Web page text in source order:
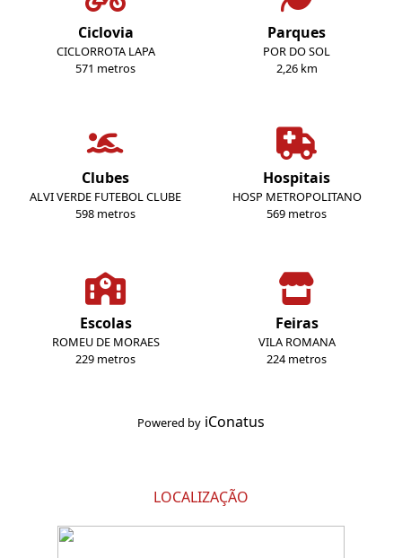
Ciclovia
CICLORROTA LAPA
571 metros
Parques
POR DO SOL
2,26 km
Clubes
ALVI VERDE FUTEBOL CLUBE
598 metros
Hospitais
HOSP METROPOLITANO
569 metros
Escolas
ROMEU DE MORAES
229 metros
Feiras
VILA ROMANA
224 metros
Powered by iConatus
LOCALIZAÇÃO